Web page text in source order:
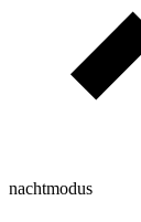
nachtmodus